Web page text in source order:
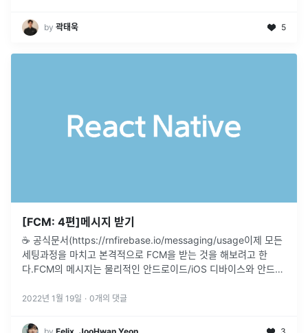
by 곽태욱 5
[FCM: 4편]메시지 받기
☕️ 공식문서(https://rnfirebase.io/messaging/usage이제 모든
세팅과정을 마치고 본격적으로 FCM을 받는 것을 해보려고 한
다.FCM의 메시지는 물리적인 안드로이드/iOS 디바이스와 안드로
2022년 1월 19일 · 0개의 댓글